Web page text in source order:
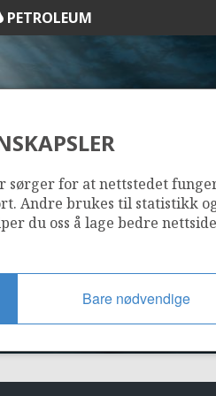
PETROLEUM
sørger for at nettstedet
Andre brukes til statistikk
du oss å lage bedre
Bare nødvendige